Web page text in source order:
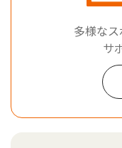
多様な
サ